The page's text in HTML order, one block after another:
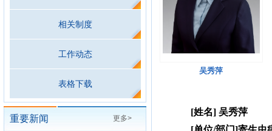
相关制度
工作动态
表格下载
重要新闻 更多>
吴秀萍
[姓名] 吴秀萍